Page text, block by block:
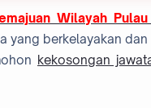
Wilayah Pulau
yang berkelayakan
kekosongan